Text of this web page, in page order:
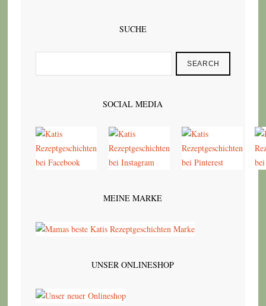
SUCHE
SEARCH
SOCIAL MEDIA
MEINE MARKE
UNSER ONLINESHOP